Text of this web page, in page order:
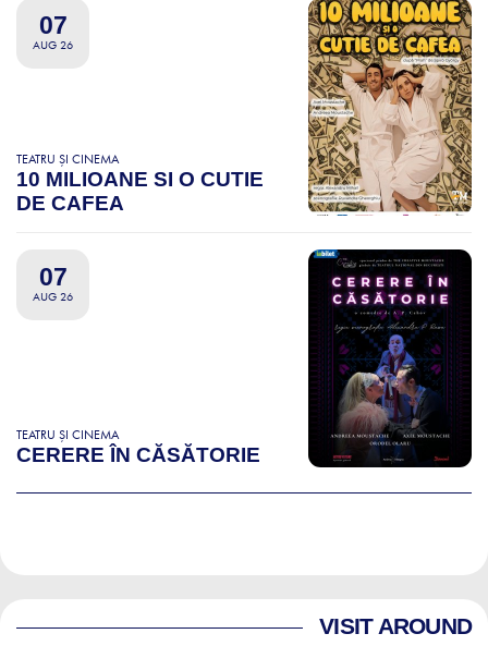
07
AUG 26
TEATRU ȘI CINEMA
10 MILIOANE SI O CUTIE
DE CAFEA
07
AUG 26
TEATRU ȘI CINEMA
CERERE ÎN CĂSĂTORIE
VISIT AROUND